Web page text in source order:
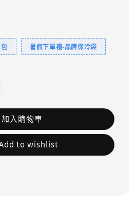
暑假下單禮-品牌保冷袋
加入購物車
to wishlist